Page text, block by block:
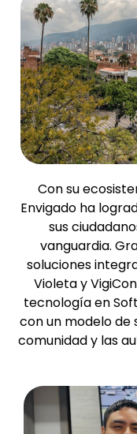
Con su
Envigado ha
sus
vanguardia.
soluciones
Violeta y
tecnología en
con un modelo de
comunidad y las